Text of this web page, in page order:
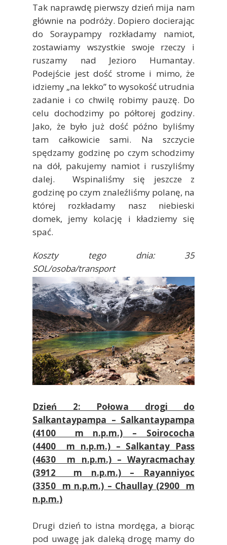
Tak naprawdę pierwszy dzień mija nam
głównie na podróży. Dopiero docierając
do Soraypampy rozkładamy namiot,
zostawiamy wszystkie swoje rzeczy i
ruszamy nad Jezioro Humantay.
Podejście jest dość strome i mimo, że
idziemy „na lekko” to wysokość utrudnia
zadanie i co chwilę robimy pauzę. Do
celu dochodzimy po półtorej godziny.
Jako, że było już dość późno byliśmy
tam całkowicie sami. Na szczycie
spędzamy godzinę po czym schodzimy
na dół, pakujemy namiot i ruszyliśmy
dalej. Wspinaliśmy się jeszcze z
godzinę po czym znaleźliśmy polanę, na
której rozkładamy nasz niebieski
domek, jemy kolację i kładziemy się
spać.
Koszty tego dnia: 35
SOL/osoba/transport
Dzień 2: Połowa drogi do
Salkantaypampa – Salkantaypampa
(4100 m n.p.m.) – Soirococha
(4400 m n.p.m.) – Salkantay Pass
(4630 m n.p.m.) – Wayracmachay
(3912 m n.p.m.) – Rayanniyoc
(3350 m n.p.m.) – Chaullay (2900 m
n.p.m.)
Drugi dzień to istna mordęga, a biorąc
pod uwagę jak daleką drogę mamy do